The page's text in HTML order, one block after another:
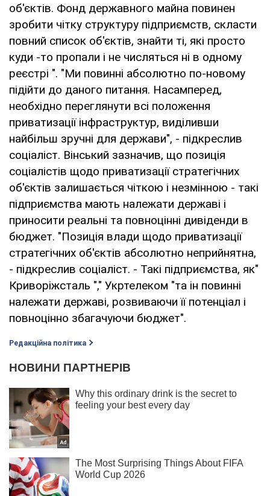
об'єктів. Фонд державного майна повинен
зробити чітку структуру підприємств, скласти
повний список об'єктів, знайти ті, які просто
куди -то пропали і не числяться ні в одному
реєстрі ". "Ми повинні абсолютно по-новому
підійти до даного питання. Насамперед,
необхідно переглянути всі положення
приватизації інфраструктур, виділивши
найбільш зручні для держави", - підкреслив
соціаліст. Вінський зазначив, що позиція
соціалістів щодо приватизації стратегічних
об'єктів залишається чіткою і незмінною - такі
підприємства мають належати державі і
приносити реальні та повноцінні дивіденди в
бюджет. "Позиція влади щодо приватизації
стратегічних об'єктів абсолютно неприйнятна,
- підкреслив соціаліст. - Такі підприємства, як"
Криворіжсталь "," Укртелеком "та ін повинні
належати державі, розвиваючи її потенціал і
повноцінно збагачуючи бюджет".
Редакційна політика